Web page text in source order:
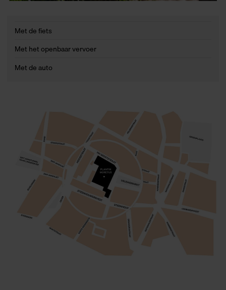
Met de fiets
Met het openbaar vervoer
Met de auto